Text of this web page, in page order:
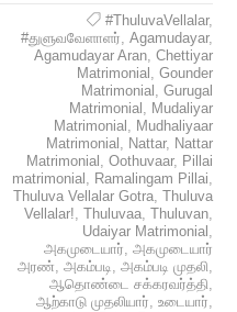
#ThuluvaVellalar,
#துளுவவேளாளர், Agamudayar,
Agamudayar Aran, Chettiyar
Matrimonial , Gounder
Matrimonial , Gurugal
Matrimonial , Mudaliyar
Matrimonial , Mudhaliyaar
Matrimonial , Nattar, Nattar
Matrimonial , Oothuvaar, Pillai
matrimonial , Ramalingam Pillai,
Thuluva Vellalar Gotra, Thuluva
Vellalar!, Thuluvaa, Thuluvan,
Udaiyar Matrimonial ,
அகமுடையார், அகமுடையார்
அரண், அகம்படி, அகம்படி முதலி,
ஆதொண்டை சக்கரவர்த்தி,
ஆற்காடு முதலியார், உடையார்,